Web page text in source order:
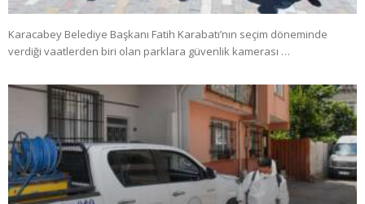
Karacabey Belediye Başkanı Fatih Karabatı’nın seçim döneminde
verdiği vaatlerden biri olan parklara güvenlik kamerası …